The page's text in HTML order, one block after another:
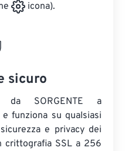
icona).
sicuro
SORGENTE a
funziona su qualsiasi
e privacy dei
SSL a 256